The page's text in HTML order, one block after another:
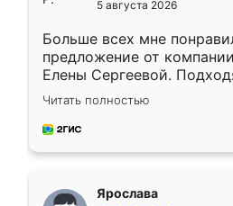
5 августа 2026
Больше всех мне
предложение от
Елены Сергеевой.
короткие сроки
для замера сотрудник
предложил по моему
Читать полностью
Ярослава